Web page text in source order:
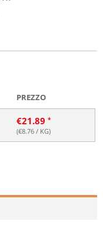
PREZZO
€21.89
(€8.76 / KG)